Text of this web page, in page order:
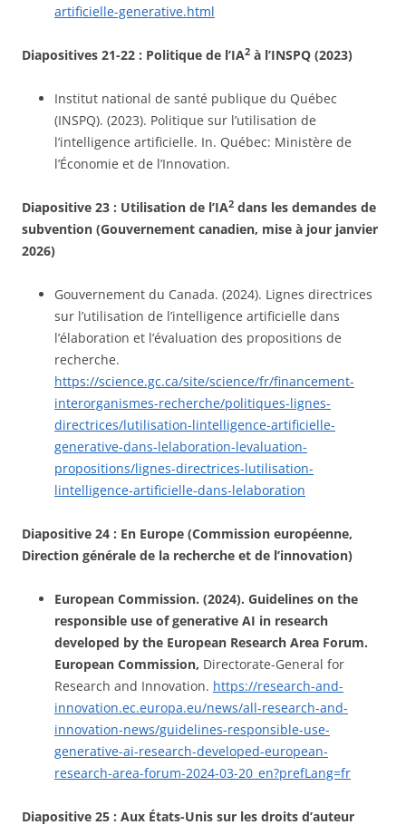
artificielle-generative.html
Diapositives 21-22 : Politique de l’IA2 à l’INSPQ (2023)
Institut national de santé publique du Québec
(INSPQ). (2023). Politique sur l’utilisation de
l’intelligence artificielle. In. Québec: Ministère de
l’Économie et de l’Innovation.
Diapositive 23 : Utilisation de l’IA2 dans les demandes de
subvention (Gouvernement canadien, mise à jour janvier
2026)
Gouvernement du Canada. (2024). Lignes directrices
sur l’utilisation de l’intelligence artificielle dans
l’élaboration et l’évaluation des propositions de
recherche.
https://science.gc.ca/site/science/fr/financement-
interorganismes-recherche/politiques-lignes-
directrices/lutilisation-lintelligence-artificielle-
generative-dans-lelaboration-levaluation-
propositions/lignes-directrices-lutilisation-
lintelligence-artificielle-dans-lelaboration
Diapositive 24 : En Europe (Commission européenne,
Direction générale de la recherche et de l’innovation)
European Commission. (2024). Guidelines on the
responsible use of generative AI in research
developed by the European Research Area Forum.
European Commission, Directorate-General for
Research and Innovation. https://research-and-
innovation.ec.europa.eu/news/all-research-and-
innovation-news/guidelines-responsible-use-
generative-ai-research-developed-european-
research-area-forum-2024-03-20_en?prefLang=fr
Diapositive 25 : Aux États-Unis sur les droits d’auteur